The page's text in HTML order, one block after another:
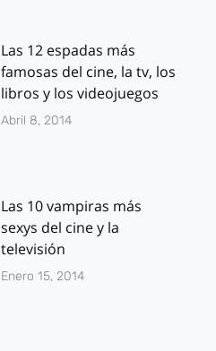
Las 12 espadas más
famosas del cine, la tv, los
libros y los videojuegos
Abril 8, 2014
Las 10 vampiras más
sexys del cine y la
televisión
Enero 15, 2014